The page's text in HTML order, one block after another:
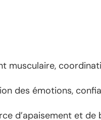
musculaire,
des émotions,
d’apaisement et